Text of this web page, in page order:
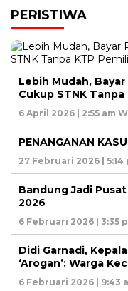
PERISTIWA
Lebih Mudah,
Cukup STNK
6 April 2026 | 2:55 am
PENANGANAN
27 Februari 2026 | 5:14
Bandung Jadi
2026
6 Februari 2026 | 3:35
Didi Garnadi,
‘Arogan’: Warga
6 Februari 2026 | 9:43